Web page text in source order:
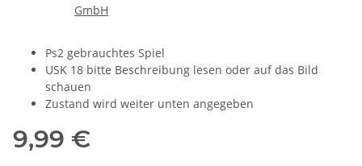
Ps2 gebrauchtes Spiel
USK 18 bitte Beschreibung lesen oder auf das Bild
schauen
Zustand wird weiter unten angegeben
9,99 €